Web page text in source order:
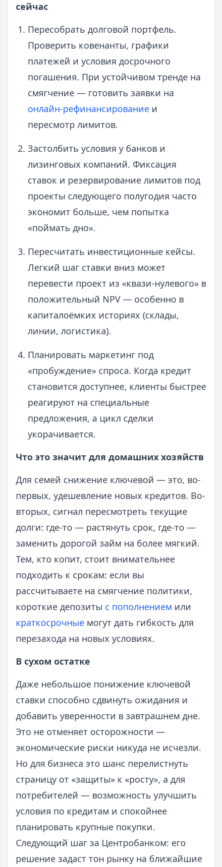
сейчас
Пересобрать долговой портфель.
Проверить ковенанты, графики
платежей и условия досрочного
погашения. При устойчивом тренде на
смягчение — готовить заявки на
онлайн-рефинансирование и
пересмотр лимитов.
Застолбить условия у банков и
лизинговых компаний. Фиксация
ставок и резервирование лимитов под
проекты следующего полугодия часто
экономит больше, чем попытка
«поймать дно».
Пересчитать инвестиционные кейсы.
Легкий шаг ставки вниз может
перевести проект из «квази-нулевого» в
положительный NPV — особенно в
капиталоёмких историях (склады,
линии, логистика).
Планировать маркетинг под
«пробуждение» спроса. Когда кредит
становится доступнее, клиенты быстрее
реагируют на специальные
предложения, а цикл сделки
укорачивается.
Что это значит для домашних хозяйств
Для семей снижение ключевой — это, во-
первых, удешевление новых кредитов. Во-
вторых, сигнал пересмотреть текущие
долги: где-то — растянуть срок, где-то —
заменить дорогой займ на более мягкий.
Тем, кто копит, стоит внимательнее
подходить к срокам: если вы
рассчитываете на смягчение политики,
короткие депозиты с пополнением или
краткосрочные могут дать гибкость для
перезахода на новых условиях.
В сухом остатке
Даже небольшое понижение ключевой
ставки способно сдвинуть ожидания и
добавить уверенности в завтрашнем дне.
Это не отменяет осторожности —
экономические риски никуда не исчезли.
Но для бизнеса это шанс перелистнуть
страницу от «защиты» к «росту», а для
потребителей — возможность улучшить
условия по кредитам и спокойнее
планировать крупные покупки.
Следующий шаг за Центробанком: его
решение задаст тон рынку на ближайшие